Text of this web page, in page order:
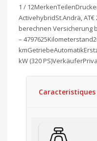
1 /
ActivehybridSt.Andrä,
berechnen Versicherung
–
kW (320